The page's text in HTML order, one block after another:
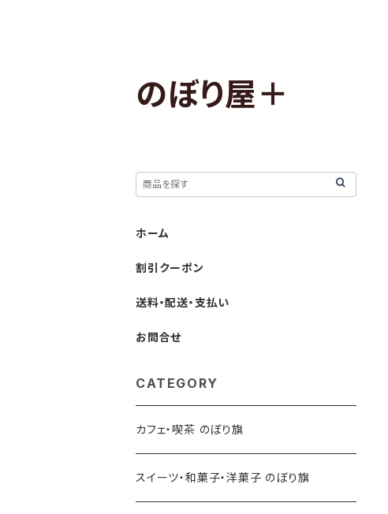
のぼり屋＋
ホーム
割引クーポン
送料・配送・支払い
お問合せ
CATEGORY
カフェ・喫茶 のぼり旗
スイーツ・和菓子・洋菓子 のぼり旗